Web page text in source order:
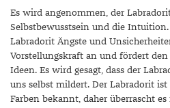
Es wird angenommen, der
Selbstbewusstsein und die
Labradorit Ängste und
Vorstellungskraft an und fördert
Ideen. Es wird gesagt, dass der
uns selbst mildert. Der Labradorit
Farben bekannt, daher überrascht